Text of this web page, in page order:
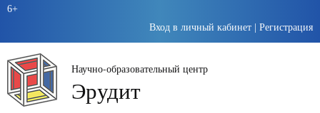
6+
Вход в личный кабинет
Регистрация
Научно-образовательный центр
Эрудит